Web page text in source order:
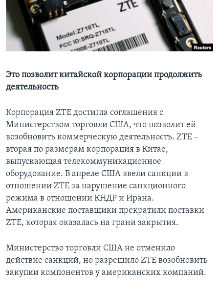
Learning English
СОЦИАЛЬНЫЕ СЕТИ
Языки
Это позволит китайской корпорации продолжить
деятельность
Корпорация ZTE достигла соглашения с
Министерством торговли США, что позволит ей
возобновить коммерческую деятельность. ZTE –
вторая по размерам корпорация в Китае,
выпускающая телекоммуникационное
оборудование. В апреле США ввели санкции в
отношении ZTE за нарушение санкционного
режима в отношении КНДР и Ирана.
Американские поставщики прекратили поставки
ZTE, которая оказалась на грани закрытия.
Министерство торговли США не отменило
действие санкций, но разрешило ZTE возобновить
закупки компонентов у американских компаний.